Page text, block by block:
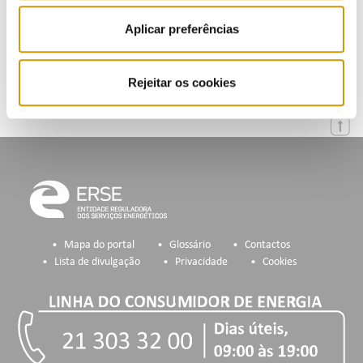
Aplicar preferências
Rejeitar os cookies
Agenda
Mapa do portal Glossário
Contactos
Lista de divulgação
Privacidade Cookies